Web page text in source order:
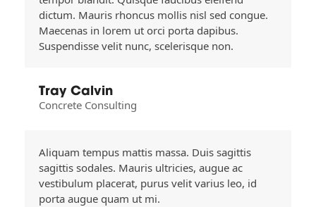
dictum. Mauris rhoncus mollis nisl sed congue.
Maecenas in lorem ut orci porta dapibus.
Suspendisse velit nunc, scelerisque non.
Tray Calvin
Concrete Consulting
Aliquam tempus mattis massa. Duis sagittis
sagittis sodales. Mauris ultricies, augue ac
vestibulum placerat, purus velit varius leo, id
porta augue quam ut mi.